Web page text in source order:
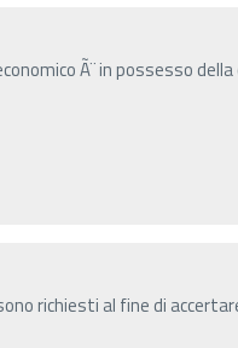
Ã¨ in possesso
richiesti al fine di